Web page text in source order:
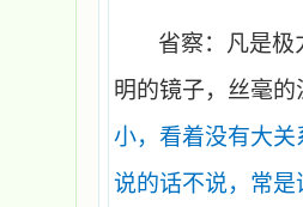
省察：凡是极
明的镜子，丝毫的
小，看着没有大
说的话不说，常